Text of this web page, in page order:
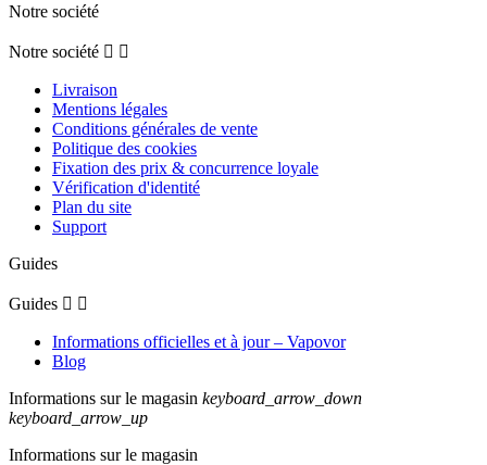
Notre société
Notre société  
Livraison
Mentions légales
Conditions générales de vente
Politique des cookies
Fixation des prix & concurrence loyale
Vérification d'identité
Plan du site
Support
Guides
Guides  
Informations officielles et à jour – Vapovor
Blog
Informations sur le magasin keyboard_arrow_down
keyboard_arrow_up
Informations sur le magasin